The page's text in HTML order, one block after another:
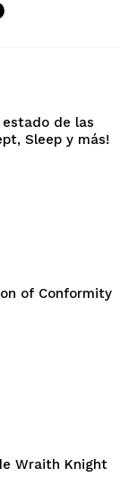
estado de las
Sleep y más!
of Conformity
Wraith Knight